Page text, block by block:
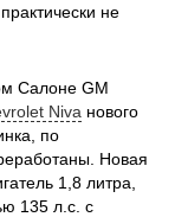
не
Салоне GM
Niva нового
по
Новая
1,8 литра,
135 л.с. с